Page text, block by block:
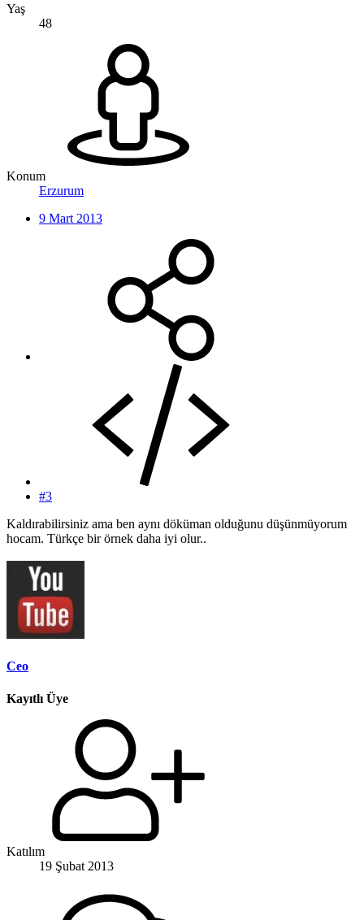
Yaş
48
Konum
Erzurum
9 Mart 2013
#3
Kaldırabilirsiniz ama ben aynı döküman olduğunu düşünmüyorum
hocam. Türkçe bir örnek daha iyi olur..
Ceo
Kayıtlı Üye
Katılım
19 Şubat 2013